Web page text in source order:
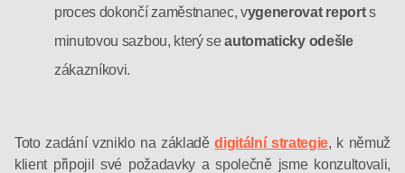
proces dokončí zaměstnanec, vygenerovat reports
minutovou sazbou, který seautomaticky odešle
zákazníkovi.
Toto zadání vzniklo na základědigitální strategie, k němuž
klient připojil své požadavky a společně jsme konzultovali,